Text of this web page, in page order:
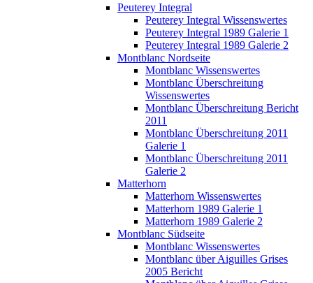
Peuterey Integral
Peuterey Integral Wissenswertes
Peuterey Integral 1989 Galerie 1
Peuterey Integral 1989 Galerie 2
Montblanc Nordseite
Montblanc Wissenswertes
Montblanc Überschreitung
Wissenswertes
Montblanc Überschreitung Bericht
2011
Montblanc Überschreitung 2011
Galerie 1
Montblanc Überschreitung 2011
Galerie 2
Matterhorn
Matterhorn Wissenswertes
Matterhorn 1989 Galerie 1
Matterhorn 1989 Galerie 2
Montblanc Südseite
Montblanc Wissenswertes
Montblanc über Aiguilles Grises
2005 Bericht